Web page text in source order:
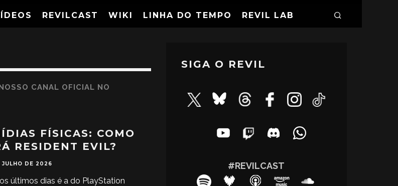
REVILCAST WIKI LINHA DO TEMPO REVIL LAB
CANAL OFICIAL NO
FÍSICAS: COMO
RESIDENT EVIL?
JULHO DE 2026
últimos dias é a do PlayStation
SIGA O REVIL
#REVILCAST